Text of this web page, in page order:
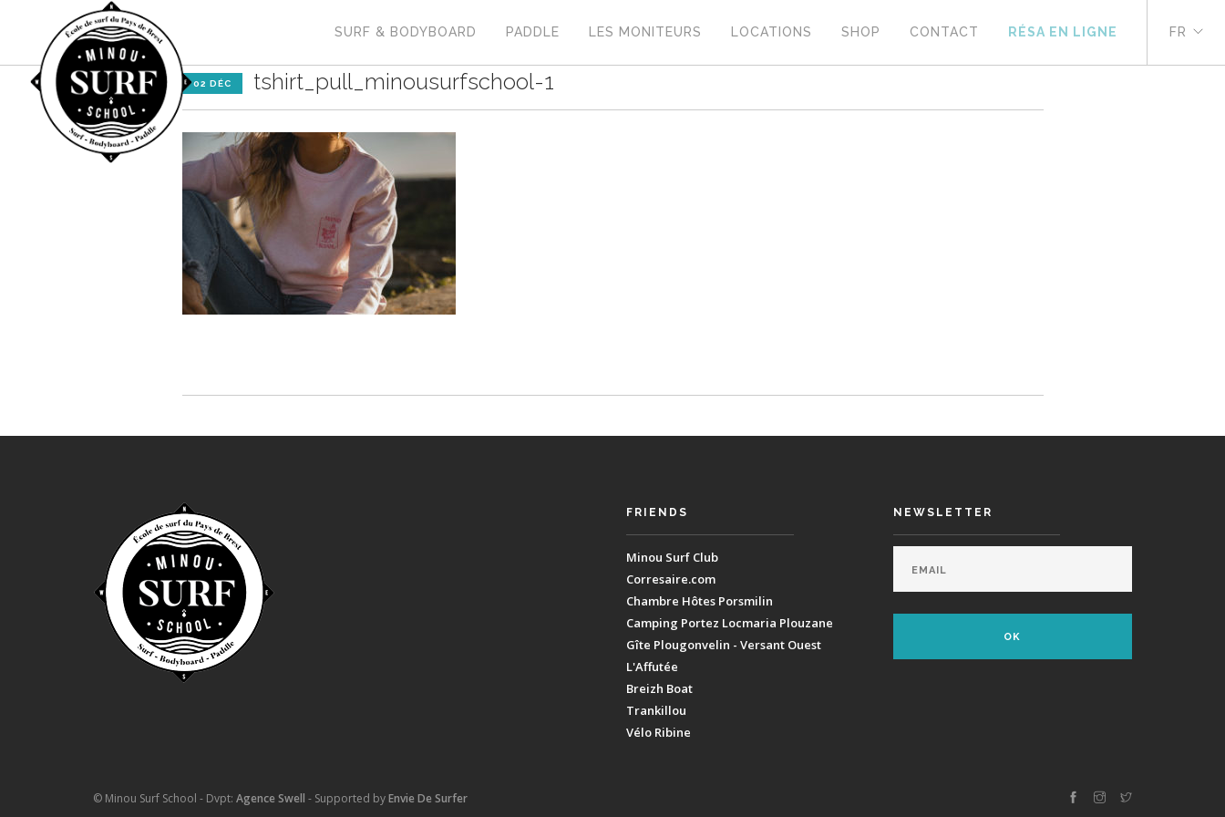
SURF & BODYBOARD PADDLE LES MONITEURS LOCATIONS SHOP CONTACT RÉSA EN LIGNE FR
02 DÉC tshirt_pull_minousurfschool-1
FRIENDS
Minou Surf Club
Corresaire.com
Chambre Hôtes Porsmilin
Camping Portez Locmaria Plouzane
Gîte Plougonvelin - Versant Ouest
L'Affutée
Breizh Boat
Trankillou
Vélo Ribine
NEWSLETTER
© Minou Surf School - Dvpt: Agence Swell - Supported byEnvie De Surfer